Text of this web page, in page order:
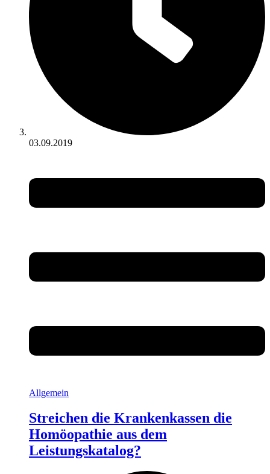
03.09.2019
Allgemein
Streichen die Krankenkassen die
Homöopathie aus dem
Leistungskatalog?